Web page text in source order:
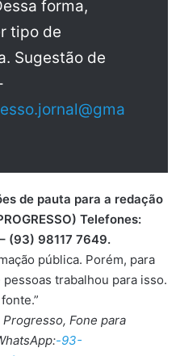
forma,
tipo de
Sugestão de
de pauta para a redação
Telefones:
– (93) 98117 7649.
pública. Porém, para
trabalhou para isso.
Fone para
-93-